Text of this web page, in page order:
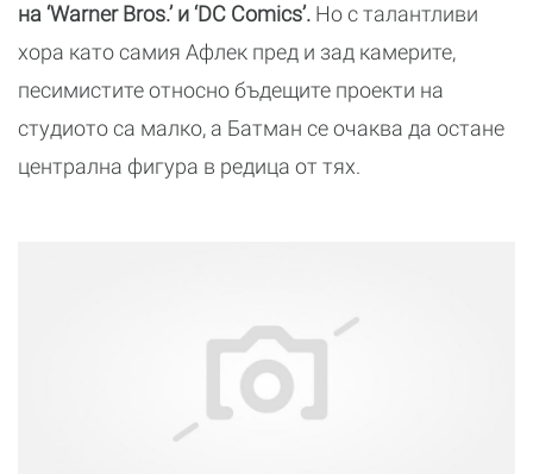
на ‘Warner Bros.’ и ‘DC Comics’. Но с талантливи
хора като самия Афлек пред и зад камерите,
песимистите относно бъдещите проекти на
студиото са малко, а Батман се очаква да остане
централна фигура в редица от тях.